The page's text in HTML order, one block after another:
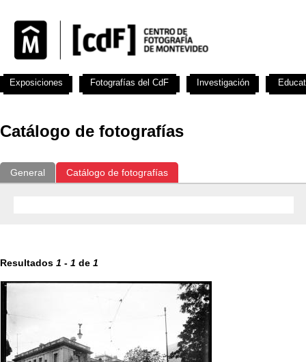
Catálogo de fotografías
General Catálogo de fotografías
Resultados 1 - 1 de 1
Exposiciones Fotografías del CdF Investigación